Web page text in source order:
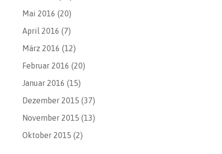
Mai 2016 (20)
April 2016 (7)
März 2016 (12)
Februar 2016 (20)
Januar 2016 (15)
Dezember 2015 (37)
November 2015 (13)
Oktober 2015 (2)